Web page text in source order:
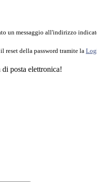
un messaggio all'indirizzo
reset della password tramite la
posta elettronica!